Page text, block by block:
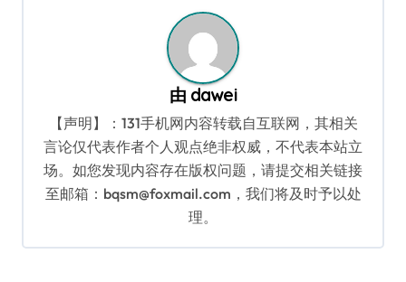
由 dawei
【声明】：131手机网内容转载自互联网，其相关
言论仅代表作者个人观点绝非权威，不代表本站立
场。如您发现内容存在版权问题，请提交相关链接
至邮箱：bqsm@foxmail.com，我们将及时予以处
理。